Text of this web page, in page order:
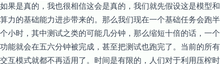
如果是真的，我也很相信这会是真的，我们就先假设这是模型和
算力的基础能力进步带来的。那么我们现在一个基础任务会跑半
个小时，其中测试之类的可能几分钟，那么缩短十倍的话，一个
功能就会在五六分钟被完成，甚至把测试也跑完了。当前的所有
交互模式就都不再适用了。时间是有限的，人们对于利用压榨时